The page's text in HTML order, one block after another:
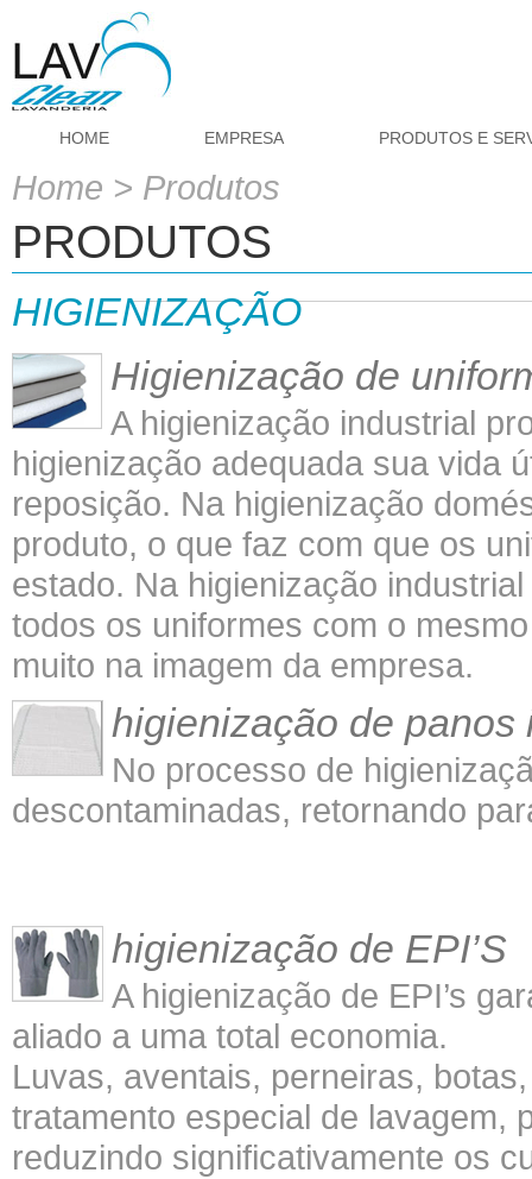
HOME EMPRESA PRODUTOS E
Home > Produtos
PRODUTOS
HIGIENIZAÇÃO
Higienização de
A higienização industrial
higienização adequada sua vida
reposição. Na higienização
produto, o que faz com que os
estado. Na higienização
todos os uniformes com o
muito na imagem da empresa.
higienização de panos
No processo de
descontaminadas, retornando
higienização de EPI’S
A higienização de EPI’s
aliado a uma total economia.
Luvas, aventais, perneiras,
tratamento especial de lavagem,
reduzindo significativamente os